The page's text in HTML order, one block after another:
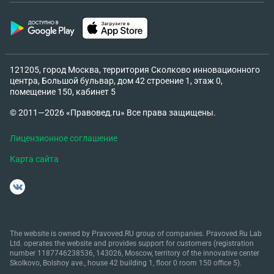
121205, город Москва, территория Сколково инновационного
центра, Большой бульвар, дом 42 строение 1, этаж 0,
помещение 150, кабинет 5
© 2011—2026 «Правовед.ru» Все права защищены.
Лицензионное соглашение
Карта сайта
The website is owned by Pravoved.RU group of companies. Pravoved.Ru Lab
Ltd. operates the website and provides support for customers (registration
number 1187746238536, 143026, Moscow, territory of the innovative center
Skolkovo, Bolshoy ave., house 42 building 1, floor 0 room 150 office 5).